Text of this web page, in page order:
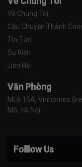
Về Chúng Tôi
Câu Chuyện Thành
Tin Tức
Sự Kiện
Liên Hệ
Văn Phòng
ML6 15A, Vinhomes
Mỗ, Hà Nội
Folllow Us